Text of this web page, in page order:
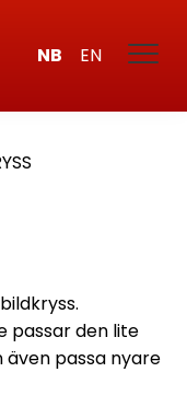
NB EN
passar den lite
passa nyare